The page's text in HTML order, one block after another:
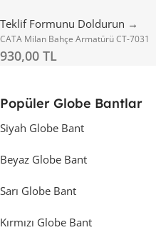
Teklif Formunu Doldurun →
CATA Milan Bahçe Armatürü CT-7031
930,00 TL
Popüler Globe Bantlar
Siyah Globe Bant
Beyaz Globe Bant
Sarı Globe Bant
Kırmızı Globe Bant